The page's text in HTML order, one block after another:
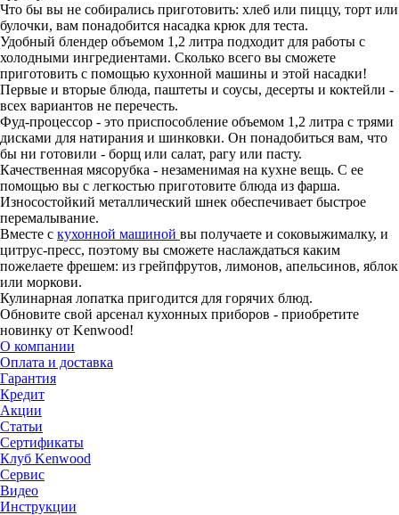
Что бы вы не собирались приготовить: хлеб или пиццу, торт или
булочки, вам понадобится насадка крюк для теста.
Удобный блендер объемом 1,2 литра подходит для работы с
холодными ингредиентами. Сколько всего вы сможете
приготовить с помощью кухонной машины и этой насадки!
Первые и вторые блюда, паштеты и соусы, десерты и коктейли -
всех вариантов не перечесть.
Фуд-процессор - это приспособление объемом 1,2 литра с трями
дисками для натирания и шинковки. Он понадобиться вам, что
бы ни готовили - борщ или салат, рагу или пасту.
Качественная мясорубка - незаменимая на кухне вещь. С ее
помощью вы с легкостью приготовите блюда из фарша.
Износостойкий металлический шнек обеспечивает быстрое
перемалывание.
Вместе с кухонной машиной вы получаете и соковыжималку, и
цитрус-пресс, поэтому вы сможете наслаждаться каким
пожелаете фрешем: из грейпфрутов, лимонов, апельсинов, яблок
или моркови.
Кулинарная лопатка пригодится для горячих блюд.
Обновите свой арсенал кухонных приборов - приобретите
новинку от Kenwood!
О компании
Оплата и доставка
Гарантия
Кредит
Акции
Статьи
Сертификаты
Клуб Kenwood
Сервис
Видео
Инструкции